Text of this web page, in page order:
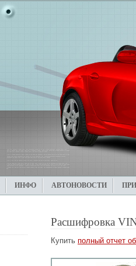
ИНФО АВТОНОВОСТИ
Расшифровка
Купить полный отчет